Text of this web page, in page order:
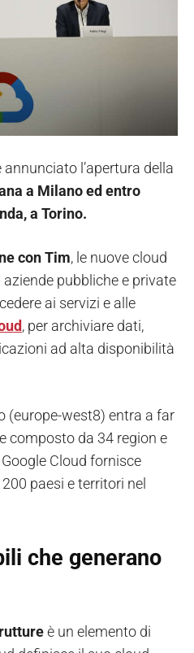
l’apertura della
a Milano ed entro
a Torino.
con Tim, le nuove cloud
pubbliche e private
ai servizi e alle
, per archiviare dati,
ad alta disponibilità
(europe-west8) entra a far
composto da 34 region e
Cloud fornisce
paesi e territori nel
che generano
è un elemento di